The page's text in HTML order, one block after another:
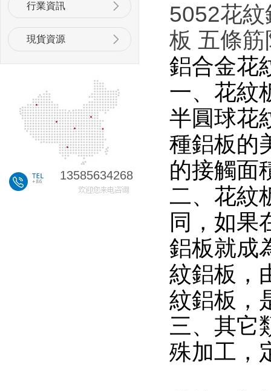
行業資訊
現貨資源
13585634268
5052花
板 五條
鋁合金花
一、花紋
半圓球花
種鋁板的
的接觸面
二、花紋
同，如果
鋁板就成
紋鋁板，
紋鋁板，
三、其它
殊加工，